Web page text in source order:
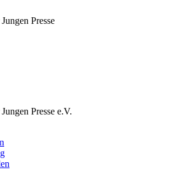
Presse
Presse e.V.